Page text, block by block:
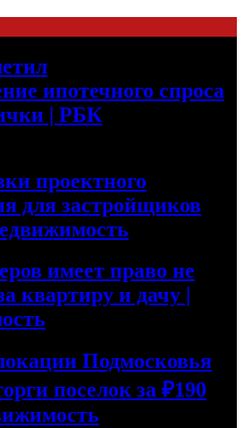
ипотечного спроса
| РБК
проектного
для застройщиков
имеет право не
квартиру и дачу |
Подмосковья
поселок за ₽190